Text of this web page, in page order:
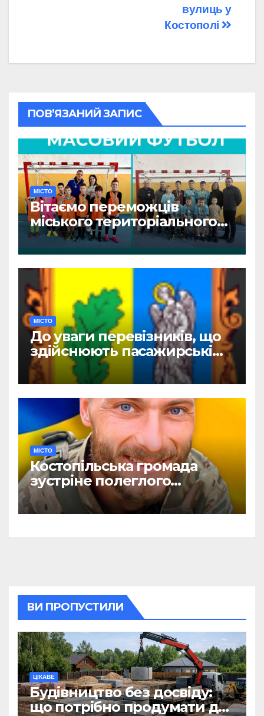
вулиць у
Костополі
ПОВ’ЯЗАНИЙ ЗАПИС
МІСТО
Вітаємо переможців
міського територіального
етапу змагань «Пліч-о-пліч:
Всеукраїнські шкільні ліги»
МІСТО
До уваги перевізників, що
здійснюють пасажирські
перевезення
МІСТО
Костопільська громада
зустріне полеглого
головного сержанта Сергія
Василюка
ВИ ПРОПУСТИЛИ
ЦІКАВЕ
Будівництво без досвіду:
що потрібно продумати до